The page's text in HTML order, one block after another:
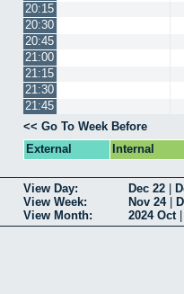
20:15
20:30
20:45
21:00
21:15
21:30
21:45
<< Go To Week Before
External
Internal
View Day: Dec 22
View Week:
Nov 24|
View Month:
2024 Oct